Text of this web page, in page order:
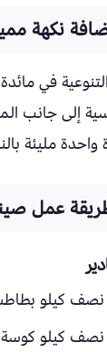
نكهة
في
إلى جانب
واحدة مليئة
عمل
نصف كيلو
نصف كيلو